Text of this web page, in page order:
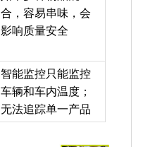
合，容易串味，会
影响质量安全
智能监控只能监控
车辆和车内温度；
无法追踪单一产品